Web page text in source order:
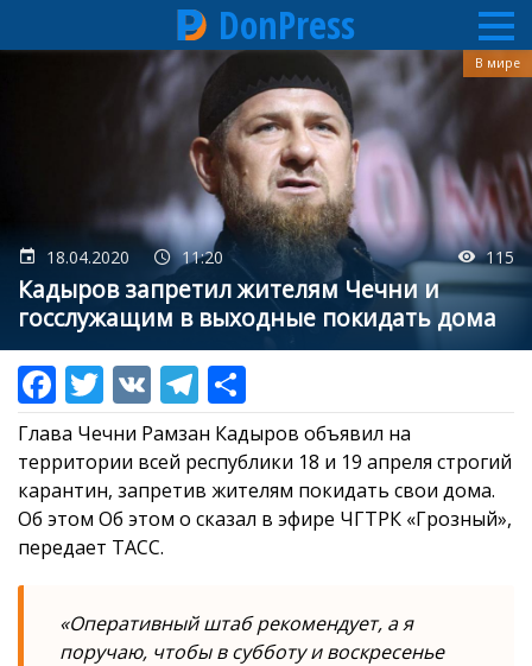
DonPress
18.04.2020 11:20 115
Кадыров запретил жителям Чечни и
госслужащим в выходные покидать дома
В мире
Глава Чечни Рамзан Кадыров объявил на
территории всей республики 18 и 19 апреля строгий
карантин, запретив жителям покидать свои дома.
Об этом Об этом о сказал в эфире ЧГТРК «Грозный»,
передает ТАСС.
«Оперативный штаб рекомендует, а я
поручаю, чтобы в субботу и воскресенье